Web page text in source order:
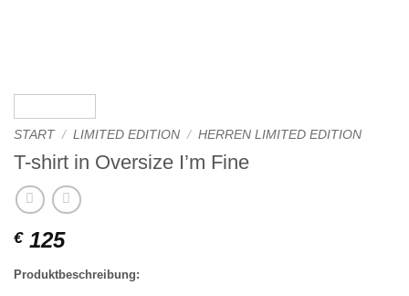
START / LIMITED EDITION / HERREN LIMITED EDITION
T-shirt in Oversize I’m Fine
€125
Produktbeschreibung: